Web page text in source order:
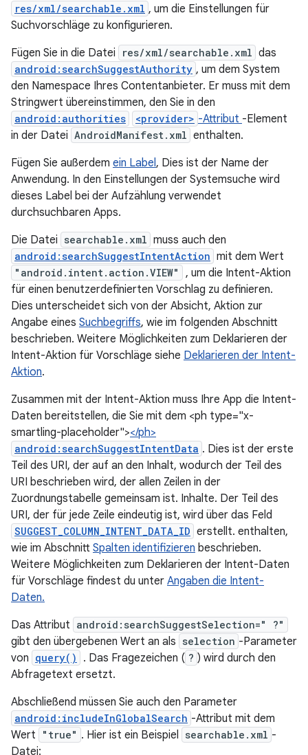
res/xml/searchable.xml , um die Einstellungen für
Suchvorschläge zu konfigurieren.
Fügen Sie in die Datei
res/xml/searchable.xml das
android:searchSuggestAuthority , um dem System
den Namespace Ihres Contentanbieter. Er muss mit dem
Stringwert übereinstimmen, den Sie in den
android:authorities <provider> -Attribut -Element
in der Datei AndroidManifest.xml enthalten.
Fügen Sie außerdem ein Label, Dies ist der Name der
Anwendung. In den Einstellungen der Systemsuche wird
dieses Label bei der Aufzählung verwendet
durchsuchbaren Apps.
Die Datei searchable.xml muss auch den
android:searchSuggestIntentAction mit dem Wert
"android.intent.action.VIEW"
, um die Intent-Aktion
für einen benutzerdefinierten Vorschlag zu definieren.
Dies unterscheidet sich von der Absicht, Aktion zur
Angabe eines Suchbegriffs, wie im folgenden Abschnitt
beschrieben. Weitere Möglichkeiten zum Deklarieren der
Intent-Aktion für Vorschläge siehe Deklarieren der Intent-
Aktion.
Zusammen mit der Intent-Aktion muss Ihre App die Intent-
Daten bereitstellen, die Sie mit dem <ph type="x-
smartling-placeholder"></ph>
android:searchSuggestIntentData . Dies ist der erste
Teil des URI, der auf an den Inhalt, wodurch der Teil des
URI beschrieben wird, der allen Zeilen in der
Zuordnungstabelle gemeinsam ist. Inhalte. Der Teil des
URI, der für jede Zeile eindeutig ist, wird über das Feld
SUGGEST_COLUMN_INTENT_DATA_ID erstellt. enthalten,
wie im Abschnitt Spalten identifizieren beschrieben.
Weitere Möglichkeiten zum Deklarieren der Intent-Daten
für Vorschläge findest du unter Angaben die Intent-
Daten.
Das Attribut android:searchSuggestSelection=" ?"
gibt den übergebenen Wert an als selection -Parameter
von query() . Das Fragezeichen ( ? ) wird durch den
Abfragetext ersetzt.
Abschließend müssen Sie auch den Parameter
android:includeInGlobalSearch -Attribut mit dem
Wert
"true" . Hier ist ein Beispiel searchable.xml -
Datei: